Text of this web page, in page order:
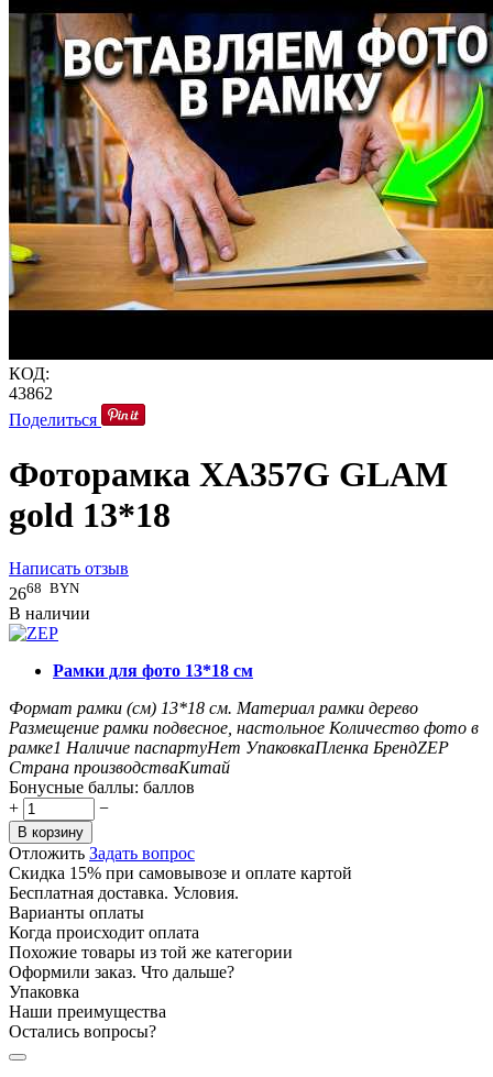
КОД:
43862
Поделиться
Фоторамка XA357G GLAM
gold 13*18
Написать отзыв
2668 BYN
В наличии
Рамки для фото 13*18 см
Формат рамки (см) 13*18 см. Материал рамки дерево
Размещение рамки подвесное, настольное Количество фото в
рамке1 Наличие паспартуНет УпаковкаПленка БрендZEP
Страна производстваКитай
Бонусные баллы: баллов
+
−
В корзину
Отложить Задать вопрос
Скидка 15% при самовывозе и оплате картой
Бесплатная доставка. Условия.
Варианты оплаты
Когда происходит оплата
Похожие товары из той же категории
Оформили заказ. Что дальше?
Упаковка
Наши преимущества
Остались вопросы?